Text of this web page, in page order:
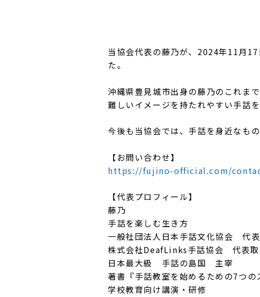
当協会代表の藤乃が、2024年11月
た。
沖縄県豊見城市出身の藤乃のこれま
難しいイメージを持たれやすい手話
今後も当協会では、手話を身近なも
【お問い合わせ】
https://fujino-official.com/
【代表プロフィール】
藤乃
手話を楽しむ生き方
一般社団法人日本手話文化協会 代
株式会社DeafLinks手話協会 代表取
日本最大級 手話の島国 主宰
著書『手話教室を始めるための7つの
学校教育向け講演・研修